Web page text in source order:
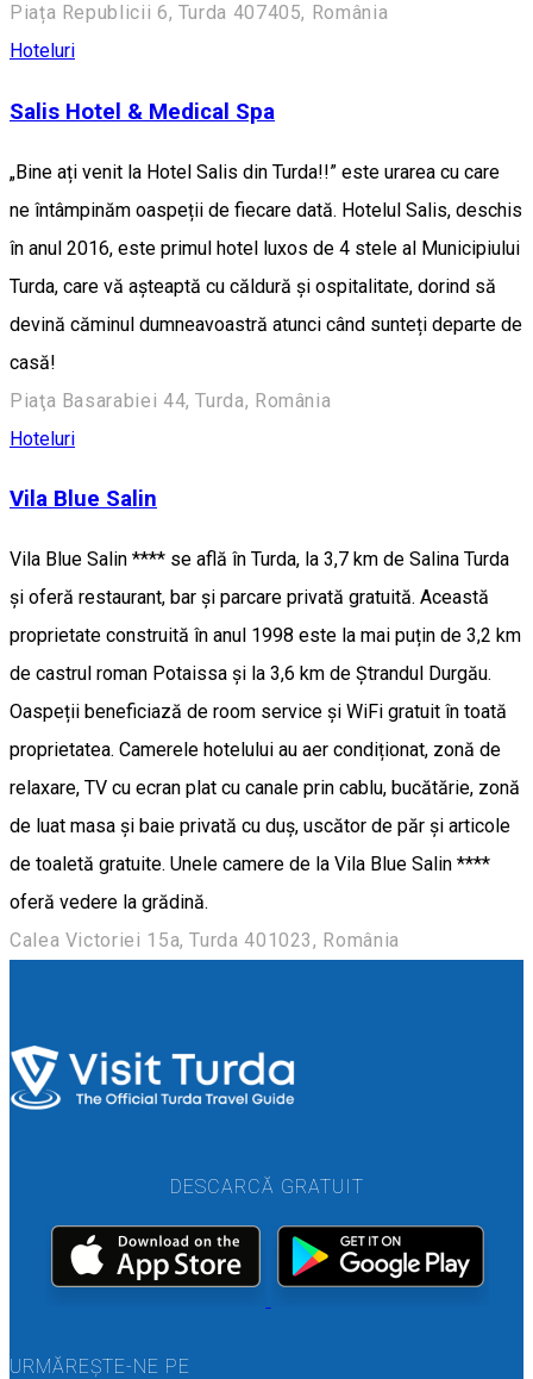
Piața Republicii 6, Turda 407405, România
Hoteluri
Salis Hotel & Medical Spa
„Bine ați venit la Hotel Salis din Turda!!” este urarea cu care
ne întâmpinăm oaspeții de fiecare dată. Hotelul Salis, deschis
în anul 2016, este primul hotel luxos de 4 stele al Municipiului
Turda, care vă așteaptă cu căldură și ospitalitate, dorind să
devină căminul dumneavoastră atunci când sunteți departe de
casă!
Piaţa Basarabiei 44, Turda, România
Hoteluri
Vila Blue Salin
Vila Blue Salin **** se află în Turda, la 3,7 km de Salina Turda
și oferă restaurant, bar și parcare privată gratuită. Această
proprietate construită în anul 1998 este la mai puțin de 3,2 km
de castrul roman Potaissa și la 3,6 km de Ștrandul Durgău.
Oaspeții beneficiază de room service și WiFi gratuit în toată
proprietatea. Camerele hotelului au aer condiționat, zonă de
relaxare, TV cu ecran plat cu canale prin cablu, bucătărie, zonă
de luat masa și baie privată cu duș, uscător de păr și articole
de toaletă gratuite. Unele camere de la Vila Blue Salin ****
oferă vedere la grădină.
Calea Victoriei 15a, Turda 401023, România
DESCARCĂ GRATUIT
URMĂREȘTE-NE PE